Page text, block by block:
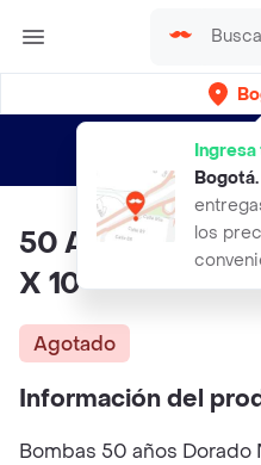
Bogotá.
los
envíos gratis
50 Años Feliz
X 10
Agotado
Información del
Bombas 50 años Dorado